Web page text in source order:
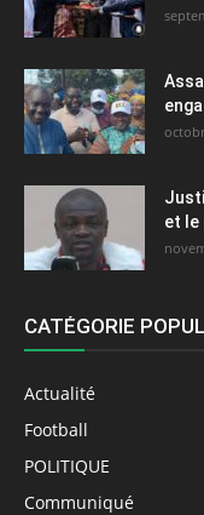
et le
CATÉGORIE
Actualité
Football
POLITIQUE
Communiqué